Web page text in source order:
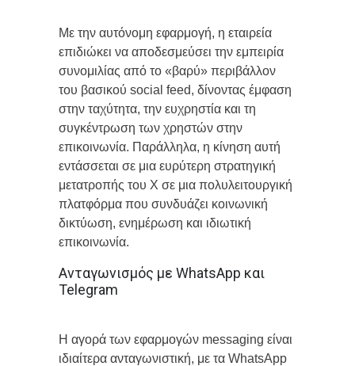
Με την αυτόνομη εφαρμογή, η εταιρεία
επιδιώκει να αποδεσμεύσει την εμπειρία
συνομιλίας από το «βαρύ» περιβάλλον
του βασικού social feed, δίνοντας έμφαση
στην ταχύτητα, την ευχρηστία και τη
συγκέντρωση των χρηστών στην
επικοινωνία. Παράλληλα, η κίνηση αυτή
εντάσσεται σε μια ευρύτερη στρατηγική
μετατροπής του X σε μια πολυλειτουργική
πλατφόρμα που συνδυάζει κοινωνική
δικτύωση, ενημέρωση και ιδιωτική
επικοινωνία.
Ανταγωνισμός με WhatsApp και
Telegram
Η αγορά των εφαρμογών messaging είναι
ιδιαίτερα ανταγωνιστική, με τα WhatsApp